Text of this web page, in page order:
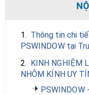
1. Thông tin chi
PSWINDOW tại
2. KINH NGHIỆM
NHÔM KÍNH UY
PSWINDOW